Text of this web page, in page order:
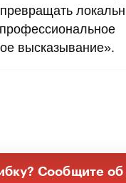
высказывание».
Сообщите об